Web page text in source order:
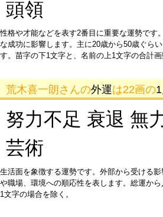
頭領
性格や才能などを表す2番目に重要な運勢です
な成功に影響します。主に20歳から50歳ぐら
す。苗字の下1文字と、名前の上1文字の合計画
荒木喜一朗さんの外運は22画の
努力不足 衰退 無
芸術
生活面を象徴する運勢です。外部から受ける
や職場、環境への順応性を表します。総運か
1文字の場合を除く。